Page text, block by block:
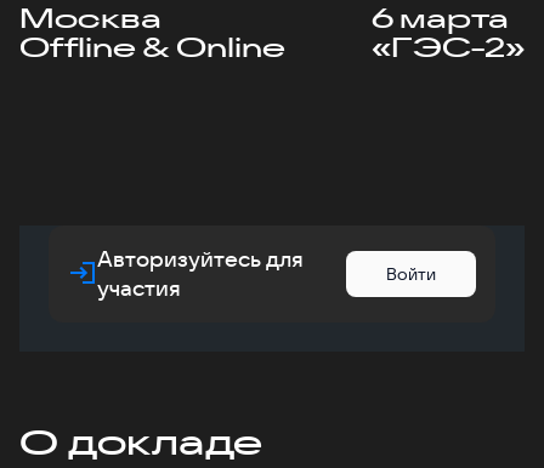
Москва
Offline & Online
6 марта
«ГЭС-2»
Авторизуйтесь для
участия
Войти
О докладе